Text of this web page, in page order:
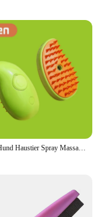
Katze Hund Haustier Spray Massagebürste 3-in-1 Ein-Knopf-Dampfspray, zusammenklappbar, drehbar, schwimmendes Haar, Bad, Haarentfernungsbürste, Kamm